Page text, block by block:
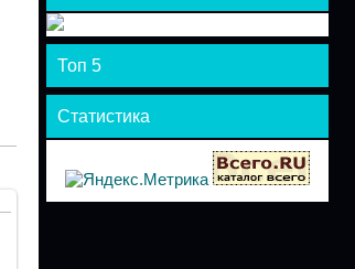
Топ 5
Статистика